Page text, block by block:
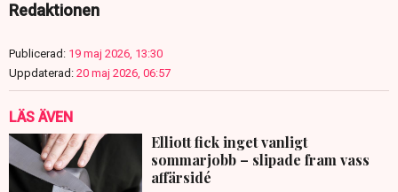
Redaktionen
Publicerad: 19 maj 2026, 13:30
Uppdaterad: 20 maj 2026, 06:57
LÄS ÄVEN
Elliott fick inget vanligt
sommarjobb – slipade fram vass
affärsidé